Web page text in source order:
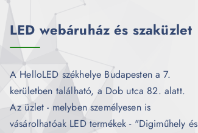
LED webáruház és szaküzlet
A HelloLED székhelye Budapesten a 7.
kerületben található, a Dob utca 82. alatt.
Az üzlet - melyben személyesen is
vásárolhatóak LED termékek - "Digiműhely és